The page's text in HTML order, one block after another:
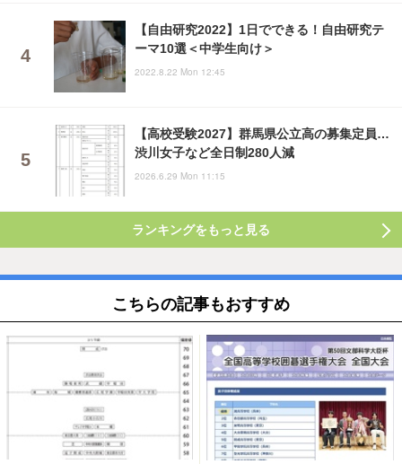
【自由研究2022】1日でできる！自由研究テ
ーマ10選＜中学生向け＞
2022.8.22 Mon 12:45
【高校受験2027】群馬県公立高の募集定員…
渋川女子など全日制280人減
2026.6.29 Mon 11:15
ランキングをもっと見る
こちらの記事もおすすめ